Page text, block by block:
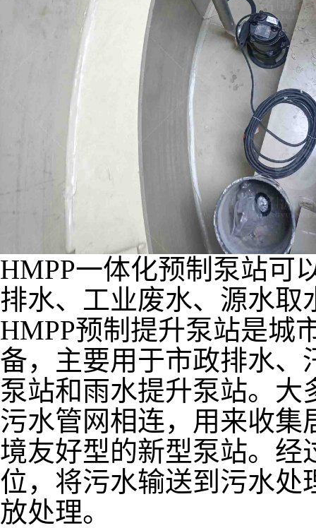
HMPP一体化预制泵站可
排水、工业废水、源水取
HMPP预制提升泵站是城
备，主要用于市政排水、
泵站和雨水提升泵站。
污水管网相连，用来收
境友好型的新型泵站。经
位，将污水输送到污水处
放处理。